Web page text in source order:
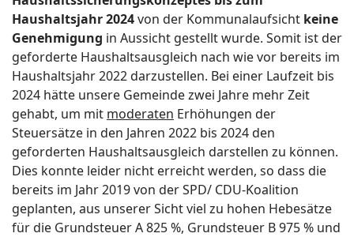
Haushaltsjahr 2024von der Kommunalaufsicht keine
Genehmigung in Aussicht gestellt wurde. Somit ist der
geforderte Haushaltsausgleich nach wie vor bereits im
Haushaltsjahr 2022 darzustellen. Bei einer Laufzeit bis
2024 hätte unsere Gemeinde zwei Jahre mehr Zeit
gehabt, um mit moderaten Erhöhungen der
Steuersätze in den Jahren 2022 bis 2024 den
geforderten Haushaltsausgleich darstellen zu können.
Dies konnte leider nicht erreicht werden, so dass die
bereits im Jahr 2019 von der SPD/ CDU-Koalition
geplanten, aus unserer Sicht viel zu hohen Hebesätze
für die Grundsteuer A 825 %, Grundsteuer B 975 % und